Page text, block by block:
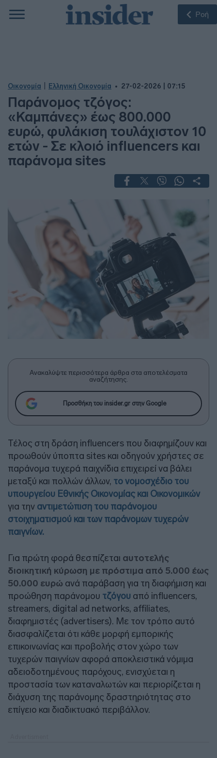
Ροή
Οικονομία Ελληνική Οικονομία 27-02-2026 | 07:15
Παράνομος τζόγος:
«Καμπάνες» έως 800.000
ευρώ, φυλάκιση τουλάχιστον 10
ετών - Σε κλοιό influencers και
παράνομα sites
Ανακαλύψτε περισσότερα άρθρα στα αποτελέσματα
αναζήτησης.
Προσθήκη του insider.gr στην Google
Τέλος στη δράση influencers που διαφημίζουν και
προωθούν ύποπτα sites και οδηγούν χρήστες σε
παράνομα τυχερά παιχνίδια επιχειρεί να βάλει
μεταξύ και πολλών άλλων, το νομοσχέδιο του
υπουργείου Εθνικής Οικονομίας και Οικονομικών
για την αντιμετώπιση του παράνομου
στοιχηματισμού και των παράνομων τυχερών
παιγνίων.
Για πρώτη φορά θεσπίζεται αυτοτελής
διοικητική κύρωση με πρόστιμα από 5.000 έως
50.000 ευρώ ανά παράβαση για τη διαφήμιση και
προώθηση παράνομου τζόγου από influencers,
streamers, digital ad networks, affiliates,
διαφημιστές (advertisers). Με τον τρόπο αυτό
διασφαλίζεται ότι κάθε μορφή εμπορικής
επικοινωνίας και προβολής στον χώρο των
τυχερών παιγνίων αφορά αποκλειστικά νόμιμα
αδειοδοτημένους παρόχους, ενισχύεται η
προστασία των καταναλωτών και περιορίζεται η
διάχυση της παράνομης δραστηριότητας στο
επίγειο και διαδικτυακό περιβάλλον.